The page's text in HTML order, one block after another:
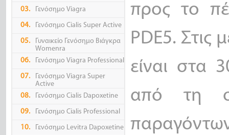
03. Γενόσημο Viagra
04. Γενόσημο Cialis Super Active
05.
Γυναικείο Γενόσημο Βιάγκρα
Womenra
06.
Γενόσημο Viagra Professional
07.
Γενόσημο Viagra Super
Active
08.
Γενόσημο Cialis Dapoxetine
09. Γενόσημο Cialis Professional
10. Γενόσημο Levitra Dapoxetine
προς το
PDE5. Στις
είναι στα
από τη